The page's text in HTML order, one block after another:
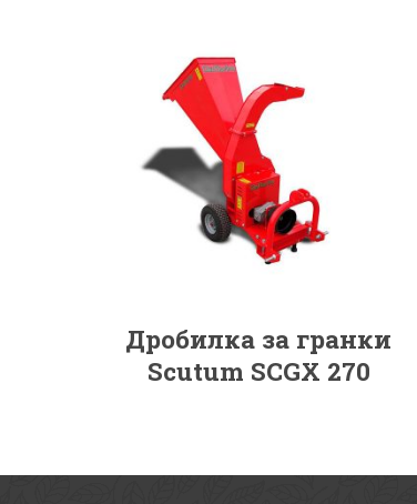
Дробилка за гранки
Scutum SCGX 270